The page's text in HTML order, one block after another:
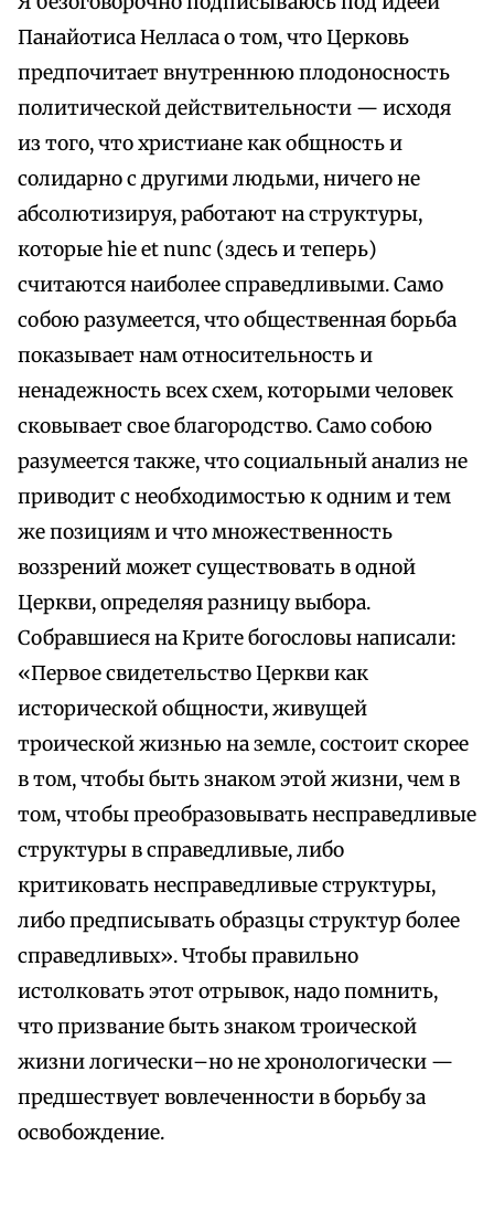
Панайотиса Нелласа о том, что Церковь
предпочитает внутреннюю плодоносность
политической действительности — исходя
из того, что христиане как общность и
солидарно с другими людьми, ничего не
абсолютизируя, работают на структуры,
которые hie et nunc (здесь и теперь)
считаются наиболее справедливыми. Само
собою разумеется, что общественная борьба
показывает нам относительность и
ненадежность всех схем, которыми человек
сковывает свое благородство. Само собою
разумеется также, что социальный анализ не
приводит с необходимостью к одним и тем
же позициям и что множественность
воззрений может существовать в одной
Церкви, определяя разницу выбора.
Собравшиеся на Крите богословы написали:
«Первое свидетельство Церкви как
исторической общности, живущей
троической жизнью на земле, состоит скорее
в том, чтобы быть знаком этой жизни, чем в
том, чтобы преобразовывать несправедливые
структуры в справедливые, либо
критиковать несправедливые структуры,
либо предписывать образцы структур более
справедливых». Чтобы правильно
истолковать этот отрывок, надо помнить,
что призвание быть знаком троической
жизни логически–но не хронологически —
предшествует вовлеченности в борьбу за
освобождение.